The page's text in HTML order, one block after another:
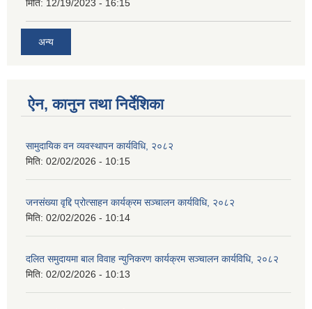
मिति: 12/19/2023 - 16:15
अन्य
ऐन, कानुन तथा निर्देशिका
सामुदायिक वन व्यवस्थापन कार्यविधि, २०८२
मिति: 02/02/2026 - 10:15
जनसंख्या वृद्दि प्रोत्साहन कार्यक्रम सञ्‍चालन कार्यविधि, २०८२
मिति: 02/02/2026 - 10:14
दलित समुदायमा बाल विवाह न्युनिकरण कार्यक्रम सञ्‍चालन कार्यविधि, २०८२
मिति: 02/02/2026 - 10:13